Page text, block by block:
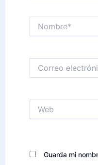
electrónico*
Guarda mi